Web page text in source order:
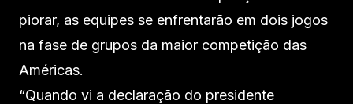
piorar, as equipes se enfrentarão em dois jogos
na fase de grupos da maior competição das
Américas.
“Quando vi a declaração do presidente